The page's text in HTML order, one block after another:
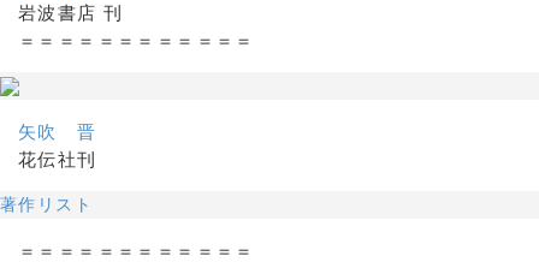
岩波書店 刊
＝＝＝＝＝＝＝＝＝＝＝＝
矢吹 晋
花伝社刊
著作リスト
＝＝＝＝＝＝＝＝＝＝＝＝